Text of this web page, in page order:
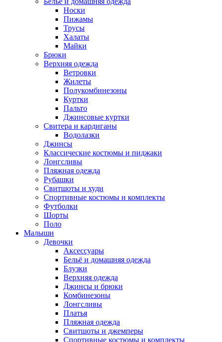
Носки
Пижамы
Трусы
Халаты
Майки
Брюки
Верхняя одежда
Ветровки
Жилеты
Полукомбинезоны
Куртки
Пальто
Джинсовые куртки
Свитера и кардиганы
Водолазки
Джинсы
Классические костюмы и пиджаки
Лонгсливы
Пляжная одежда
Рубашки
Свитшоты и худи
Спортивные костюмы и комплекты
Футболки
Шорты
Поло
Малыши
Девочки
Аксессуары
Бельё и домашняя одежда
Блузки
Верхняя одежда
Джинсы и брюки
Комбинезоны
Лонгсливы
Платья
Пляжная одежда
Свитшоты и джемперы
Спортивные костюмы и комплекты